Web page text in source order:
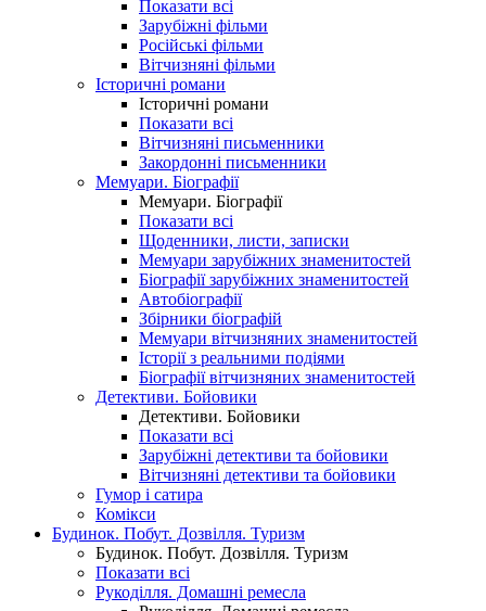
Показати всі
Зарубіжні фільми
Російські фільми
Вітчизняні фільми
Історичні романи
Історичні романи
Показати всі
Вітчизняні письменники
Закордонні письменники
Мемуари. Біографії
Мемуари. Біографії
Показати всі
Щоденники, листи, записки
Мемуари зарубіжних знаменитостей
Біографії зарубіжних знаменитостей
Автобіографії
Збірники біографій
Мемуари вітчизняних знаменитостей
Історії з реальними подіями
Біографії вітчизняних знаменитостей
Детективи. Бойовики
Детективи. Бойовики
Показати всі
Зарубіжні детективи та бойовики
Вітчизняні детективи та бойовики
Гумор і сатира
Комікси
Будинок. Побут. Дозвілля. Туризм
Будинок. Побут. Дозвілля. Туризм
Показати всі
Рукоділля. Домашні ремесла